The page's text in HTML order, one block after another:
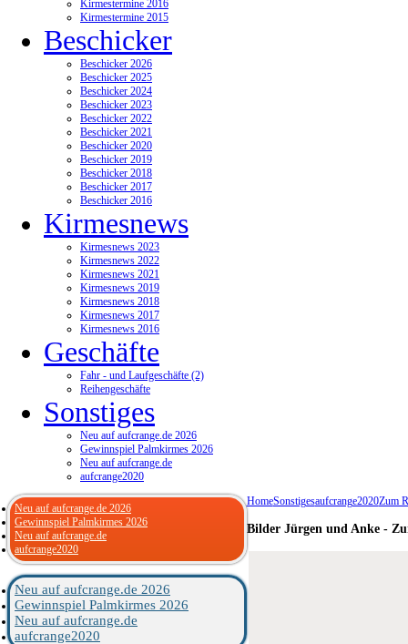
Kirmestermine 2016
Kirmestermine 2015
Beschicker
Beschicker 2026
Beschicker 2025
Beschicker 2024
Beschicker 2023
Beschicker 2022
Beschicker 2021
Beschicker 2020
Beschicker 2019
Beschicker 2018
Beschicker 2017
Beschicker 2016
Kirmesnews
Kirmesnews 2023
Kirmesnews 2022
Kirmesnews 2021
Kirmesnews 2019
Kirmesnews 2018
Kirmesnews 2017
Kirmesnews 2016
Geschäfte
Fahr - und Laufgeschäfte (2)
Reihengeschäfte
Sonstiges
Neu auf aufcrange.de 2026
Gewinnspiel Palmkirmes 2026
Neu auf aufcrange.de
aufcrange2020
HomeSonstigesaufcrange2020Zum
Bilder Jürgen und Anke -
Neu auf aufcrange.de 2026
Gewinnspiel Palmkirmes 2026
Neu auf aufcrange.de
aufcrange2020
Neu auf aufcrange.de 2026
Gewinnspiel Palmkirmes 2026
Neu auf aufcrange.de
aufcrange2020